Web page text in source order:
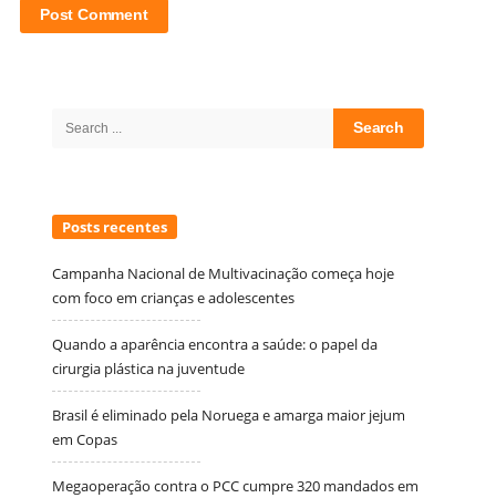
Posts recentes
Campanha Nacional de Multivacinação começa hoje
com foco em crianças e adolescentes
Quando a aparência encontra a saúde: o papel da
cirurgia plástica na juventude
Brasil é eliminado pela Noruega e amarga maior jejum
em Copas
Megaoperação contra o PCC cumpre 320 mandados em